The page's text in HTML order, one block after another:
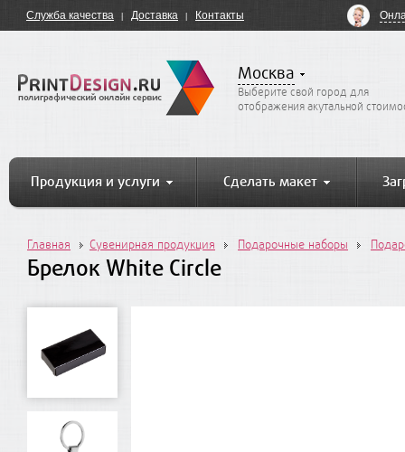
Служба качества Доставка Контакты
Москва
Выберите свой город для
отображения акутальной
Продукция и услуги Сделать макет
Главная Сувенирная продукция Подарочные наборы
Брелок White Circle